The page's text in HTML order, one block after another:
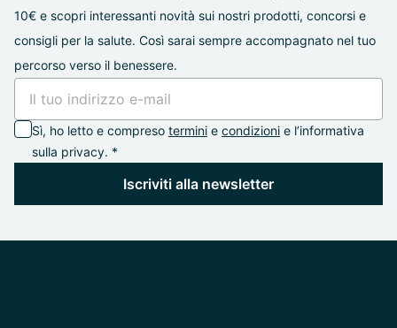
10€ e scopri interessanti novità sui nostri prodotti, concorsi e
consigli per la salute. Così sarai sempre accompagnato nel tuo
percorso verso il benessere.
Sì, ho letto e compreso termini e condizioni e l’informativa
sulla privacy. *
Iscriviti alla newsletter